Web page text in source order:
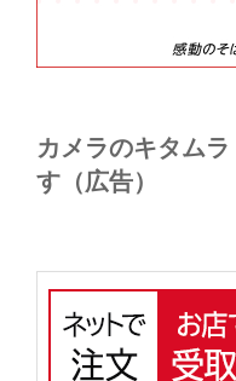
カメラのキタム
す（広告）